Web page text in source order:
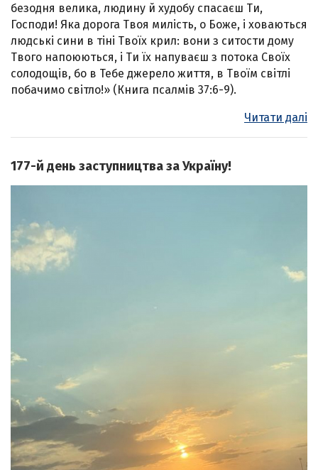
безодня велика, людину й худобу спасаєш Ти,
Господи! Яка дорога Твоя милість, о Боже, і ховаються
людські сини в тіні Твоїх крил: вони з ситости дому
Твого напоюються, і Ти їх напуваєш з потока Своїх
солодощів, бо в Тебе джерело життя, в Твоїм світлі
побачимо світло!» (Книга псалмів 37:6-9).
Читати далі
177-й день заступництва за Україну!